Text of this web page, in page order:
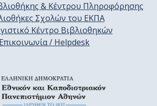
& Κέντρου Πληροφόρησης
Σχολών του ΕΚΠΑ
Κέντρο Βιβλιοθηκών
Επικοινωνία / Helpdesk